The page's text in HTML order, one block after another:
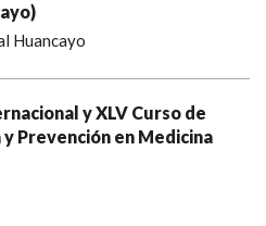
Huancayo
y XLV Curso de
Prevención en Medicina